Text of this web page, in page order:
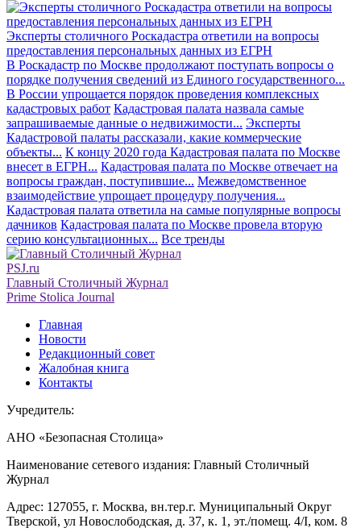
Эксперты столичного Роскадастра ответили на вопросы
предоставления персональных данных из ЕГРН
В Роскадастр по Москве продолжают поступать вопросы о
порядке получения сведений из Единого государственного...
В России упрощается порядок проведения комплексных
кадастровых работ Кадастровая палата назвала самые
запрашиваемые данные о недвижимости... Эксперты
Кадастровой палаты рассказали, какие коммерческие
объекты... К концу 2020 года Кадастровая палата по Москве
внесет в ЕГРН... Кадастровая палата по Москве отвечает на
вопросы граждан, поступившие... Межведомственное
взаимодействие упрощает процедуру получения...
Кадастровая палата ответила на самые популярные вопросы
дачников Кадастровая палата по Москве провела вторую
серию консультационных... Все тренды
PSJ.ru
Главный Столичный Журнал
Prime Stolica Journal
Главная
Новости
Редакционный совет
Жалобная книга
Контакты
Учредитель:
АНО «Безопасная Столица»
Наименование сетевого издания: Главный Столичный
Журнал
Адрес: 127055, г. Москва, вн.тер.г. Муниципальный Округ
Тверской, ул Новослободская, д. 37, к. 1, эт./помещ. 4/I, ком. 8